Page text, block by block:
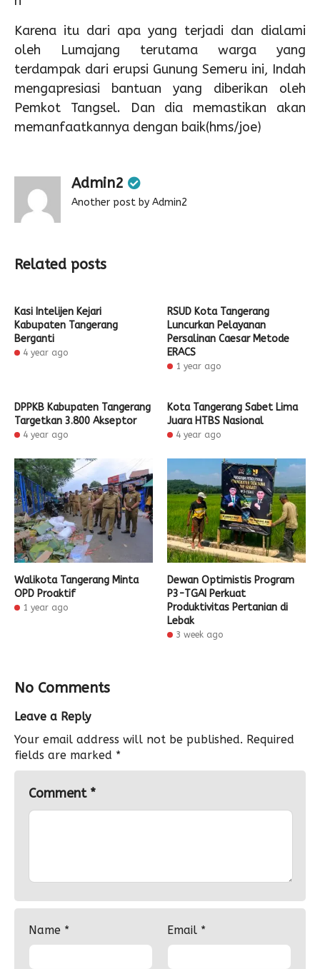
Karena itu dari apa yang terjadi dan dialami
oleh Lumajang terutama warga yang
terdampak dari erupsi Gunung Semeru ini, Indah
mengapresiasi bantuan yang diberikan oleh
Pemkot Tangsel. Dan dia memastikan akan
memanfaatkannya dengan baik(hms/joe)
Admin2
Another post by Admin2
Related posts
Kasi Intelijen Kejari
Kabupaten Tangerang
Berganti
4 year ago
RSUD Kota Tangerang
Luncurkan Pelayanan
Persalinan Caesar Metode
ERACS
1 year ago
DPPKB Kabupaten Tangerang
Targetkan 3.800 Akseptor
4 year ago
Kota Tangerang Sabet Lima
Juara HTBS Nasional
4 year ago
Walikota Tangerang Minta
OPD Proaktif
1 year ago
Dewan Optimistis Program
P3-TGAI Perkuat
Produktivitas Pertanian di
Lebak
3 week ago
No Comments
Leave a Reply
Your email address will not be published. Required
fields are marked *
Comment *
Name * Email *